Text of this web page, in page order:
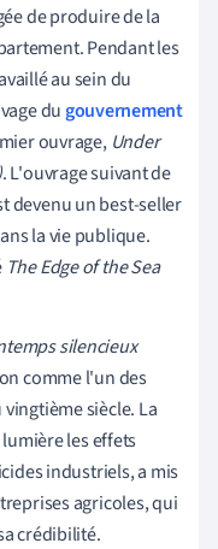
de produire de la
Pendant les
au sein du
du gouvernement
ouvrage, Under
. L'ouvrage suivant de
devenu un best-seller
la vie publique.
The Edge of the Sea
silencieux
comme l'un des
siècle. La
les effets
industriels, a mis
agricoles, qui
crédibilité.